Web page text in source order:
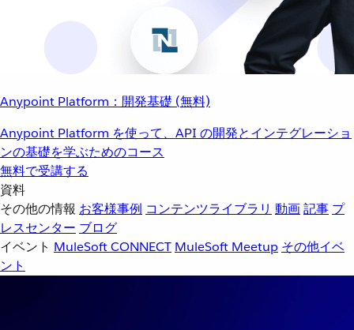
Anypoint Platform：開発基礎 (無料)
Anypoint Platform を使って、API の開発とインテグレーショ
ンの基礎を学ぶためのコース
無料で受講する
資料
その他の情報 お客様事例 コンテンツライブラリ 動画記事 プ
レスセンター ブログ
イベント MuleSoft CONNECT MuleSoft Meetup その他イベ
ント